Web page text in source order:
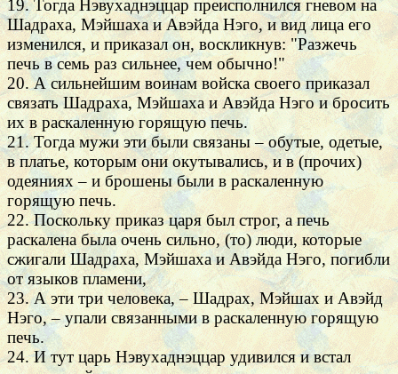
19. Тогда Нэвухаднэццар преисполнился гневом на
Шадраха, Мэйшаха и Авэйда Нэго, и вид лица его
изменился, и приказал он, воскликнув: "Разжечь
печь в семь раз сильнее, чем обычно!"
20. А сильнейшим воинам войска своего приказал
связать Шадраха, Мэйшаха и Авэйда Нэго и бросить
их в раскаленную горящую печь.
21. Тогда мужи эти были связаны – обутые, одетые,
в платье, которым они окутывались, и в (прочих)
одеяниях – и брошены были в раскаленную
горящую печь.
22. Поскольку приказ царя был строг, а печь
раскалена была очень сильно, (то) люди, которые
сжигали Шадраха, Мэйшаха и Авэйда Нэго, погибли
от языков пламени,
23. А эти три человека, – Шадрах, Мэйшах и Авэйд
Нэго, – упали связанными в раскаленную горящую
печь.
24. И тут царь Нэвухаднэццар удивился и встал